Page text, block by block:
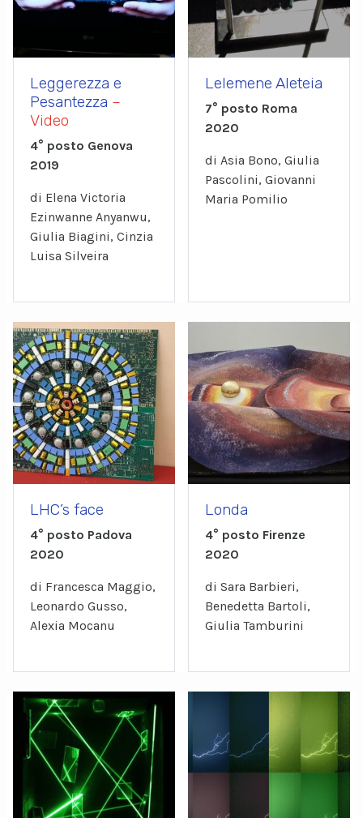
Leggerezza e
Pesantezza –
Video
4° posto Genova
2019
di Elena Victoria
Ezinwanne Anyanwu,
Giulia Biagini, Cinzia
Luisa Silveira
Lelemene Aleteia
7° posto Roma
2020
di Asia Bono, Giulia
Pascolini, Giovanni
Maria Pomilio
LHC’s face
4° posto Padova
2020
di Francesca Maggio,
Leonardo Gusso,
Alexia Mocanu
Londa
4° posto Firenze
2020
di Sara Barbieri,
Benedetta Bartoli,
Giulia Tamburini